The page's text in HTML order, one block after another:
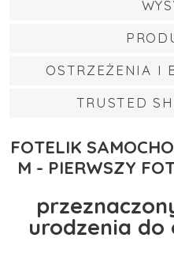
OSTRZEŻENIA I
TRUSTED
FOTELIK
M - PIERWSZY
urodzenia do